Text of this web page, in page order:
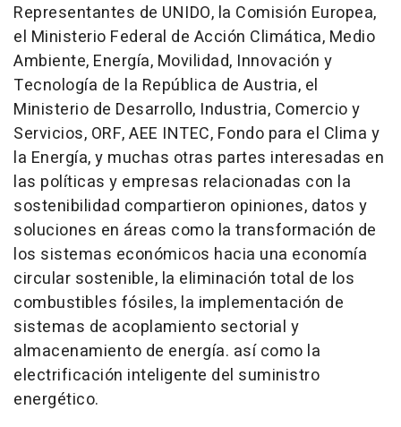
Representantes de UNIDO, la Comisión Europea,
el Ministerio Federal de Acción Climática, Medio
Ambiente, Energía, Movilidad, Innovación y
Tecnología de la República de Austria, el
Ministerio de Desarrollo, Industria, Comercio y
Servicios, ORF, AEE INTEC, Fondo para el Clima y
la Energía, y muchas otras partes interesadas en
las políticas y empresas relacionadas con la
sostenibilidad compartieron opiniones, datos y
soluciones en áreas como la transformación de
los sistemas económicos hacia una economía
circular sostenible, la eliminación total de los
combustibles fósiles, la implementación de
sistemas de acoplamiento sectorial y
almacenamiento de energía. así como la
electrificación inteligente del suministro
energético.